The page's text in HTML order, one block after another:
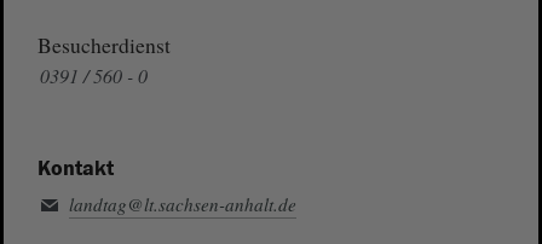
Besucherdienst
0391 / 560 - 0
Kontakt
landtag@lt.sachsen-anhalt.de